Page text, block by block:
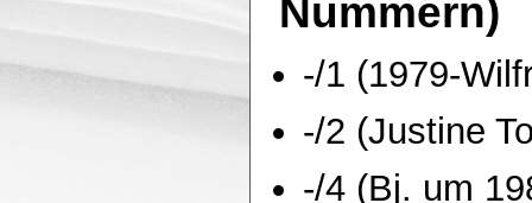
Nummern)
-/1 (1979-
-/2 (Justine
-/4 (Bj. um